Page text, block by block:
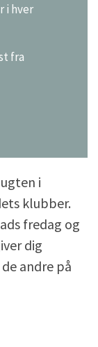
i hver
fra
i
klubber.
fredag og
dig
andre på